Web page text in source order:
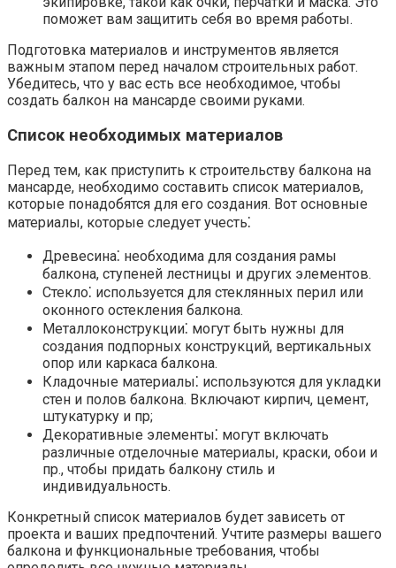
поможет вам защитить себя во время работы.​
Подготовка материалов и инструментов является
важным этапом перед началом строительных работ.​
Убедитесь, что у вас есть все необходимое, чтобы
создать балкон на мансарде своими руками.​
Список необходимых материалов
Перед тем, как приступить к строительству балкона на
мансарде, необходимо составить список материалов,
которые понадобятся для его создания.​ Вот основные
материалы, которые следует учесть⁚
Древесина⁚ необходима для создания рамы
балкона, ступеней лестницы и других элементов.​
Стекло⁚ используется для стеклянных перил или
оконного остекления балкона.​
Металлоконструкции⁚ могут быть нужны для
создания подпорных конструкций, вертикальных
опор или каркаса балкона.​
Кладочные материалы⁚ используются для укладки
стен и полов балкона.​ Включают кирпич, цемент,
штукатурку и пр;
Декоративные элементы⁚ могут включать
различные отделочные материалы, краски, обои и
пр.​, чтобы придать балкону стиль и
индивидуальность.​
Конкретный список материалов будет зависеть от
проекта и ваших предпочтений.​ Учтите размеры вашего
балкона и функциональные требования, чтобы